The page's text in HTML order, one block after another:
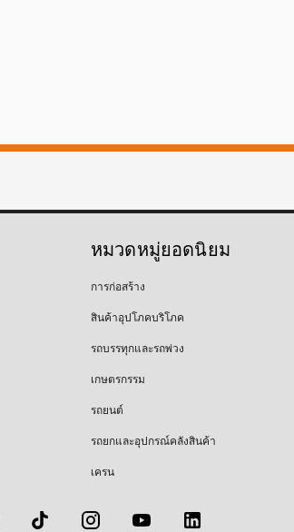
หมวดหมู่ยอดนิยม
การก่อสร้าง
สินค้าอุปโภคบริโภค
รถบรรทุกและรถพ่วง
เกษตรกรรม
รถยนต์
รถยกและอุปกรณ์คลังสินค้า
เครน